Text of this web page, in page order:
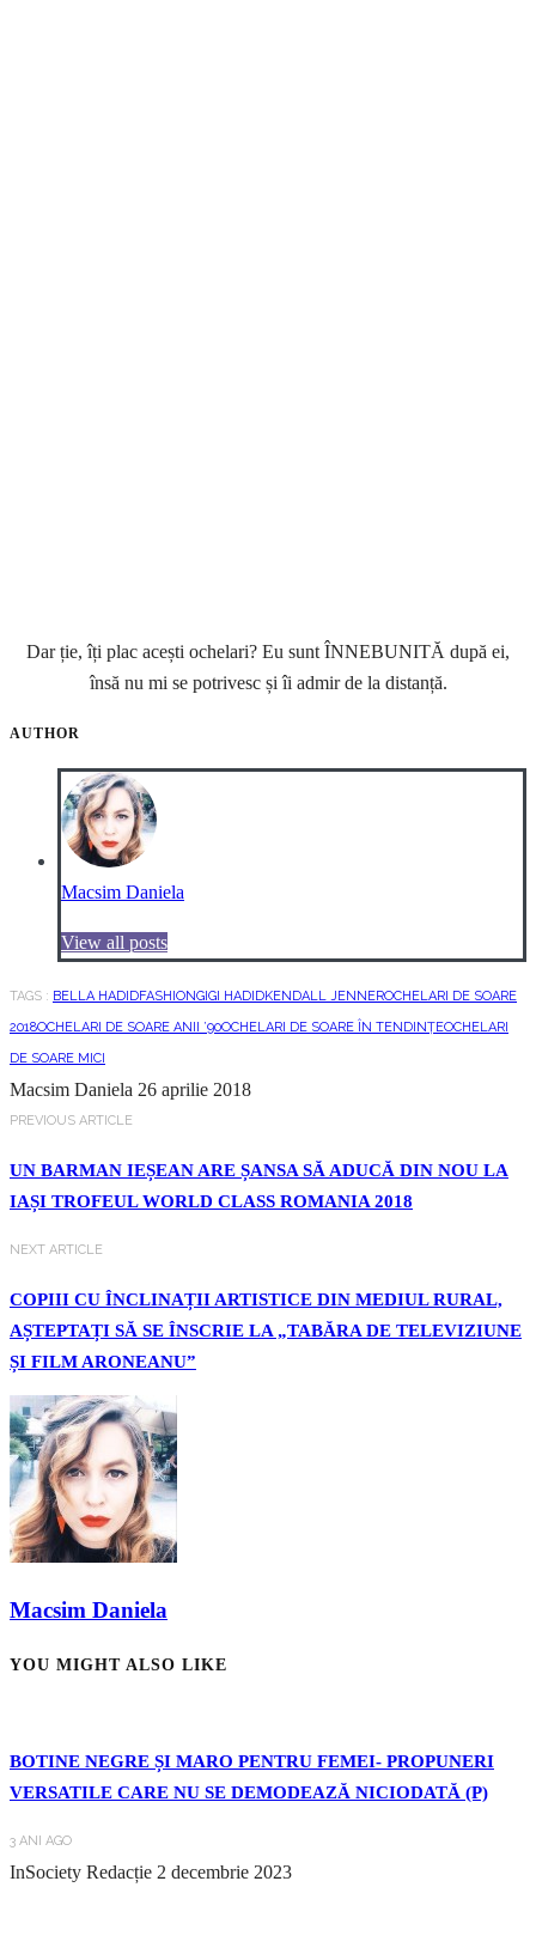
Dar ție, îți plac acești ochelari? Eu sunt ÎNNEBUNITĂ după ei,
însă nu mi se potrivesc și îi admir de la distanță.
AUTHOR
Macsim Daniela
View all posts
TAGS : BELLA HADIDFASHIONGIGI HADIDKENDALL JENNEROCHELARI DE SOARE
2018OCHELARI DE SOARE ANII ’90OCHELARI DE SOARE ÎN TENDINȚEOCHELARI
DE SOARE MICI
Macsim Daniela 26 aprilie 2018
PREVIOUS ARTICLE
UN BARMAN IEȘEAN ARE ȘANSA SĂ ADUCĂ DIN NOU LA
IAȘI TROFEUL WORLD CLASS ROMANIA 2018
NEXT ARTICLE
COPIII CU ÎNCLINAȚII ARTISTICE DIN MEDIUL RURAL,
AȘTEPTAȚI SĂ SE ÎNSCRIE LA „TABĂRA DE TELEVIZIUNE
ȘI FILM ARONEANU”
Macsim Daniela
YOU MIGHT ALSO LIKE
BOTINE NEGRE ȘI MARO PENTRU FEMEI- PROPUNERI
VERSATILE CARE NU SE DEMODEAZĂ NICIODATĂ (P)
3 ANI AGO
InSociety Redacție 2 decembrie 2023